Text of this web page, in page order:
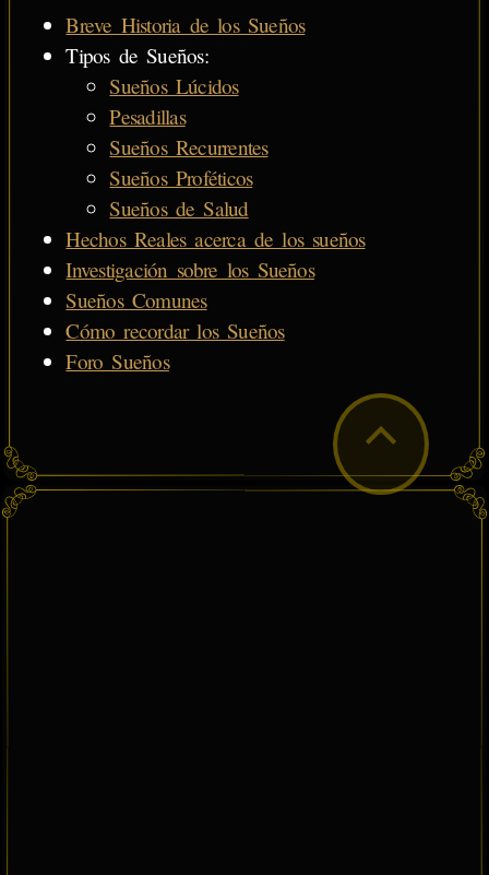
Breve Historia de los Sueños
Tipos de Sueños:
Sueños Lúcidos
Pesadillas
Sueños Recurrentes
Sueños Proféticos
Sueños de Salud
Hechos Reales acerca de los sueños
Investigación sobre los Sueños
Sueños Comunes
Cómo recordar los Sueños
Foro Sueños